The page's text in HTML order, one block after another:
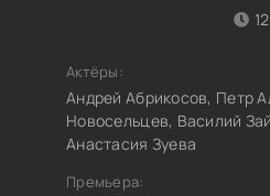
Актёры:
Андрей Абрикосов, Петр
Новосельцев, Василий
Анастасия Зуева
Премьера: